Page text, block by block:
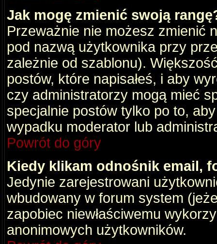
Jak mogę zmienić swoją
Przeważnie nie możesz zmienić
pod nazwą użytkownika przy
zależnie od szablonu).
postów, które napisałeś, i aby
czy administratorzy mogą mieć
specjalnie postów tylko po to,
wypadku moderator lub
Powrót do góry
Kiedy klikam odnośnik email,
Jedynie zarejestrowani
wbudowany w forum system
zapobiec niewłaściwemu
anonimowych użytkowników.